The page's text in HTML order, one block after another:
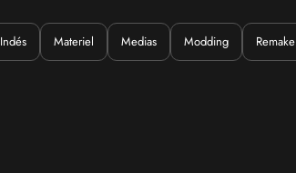
Materiel Medias Modding Remake